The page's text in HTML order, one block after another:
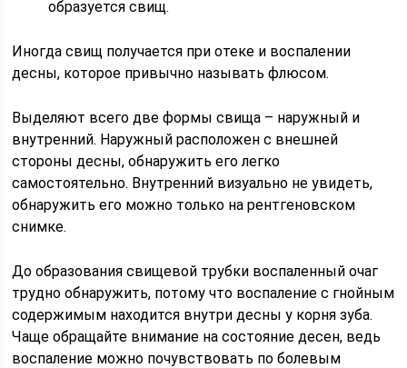
образуется свищ.
Иногда свищ получается при отеке и воспалении
десны, которое привычно называть флюсом.
Выделяют всего две формы свища – наружный и
внутренний. Наружный расположен с внешней
стороны десны, обнаружить его легко
самостоятельно. Внутренний визуально не увидеть,
обнаружить его можно только на рентгеновском
снимке.
До образования свищевой трубки воспаленный очаг
трудно обнаружить, потому что воспаление с гнойным
содержимым находится внутри десны у корня зуба.
Чаще обращайте внимание на состояние десен, ведь
воспаление можно почувствовать по болевым